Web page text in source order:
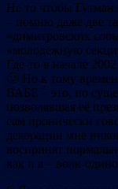
Не то чтобы Гутман
– помню даже две
«димитровских
«молодёжную
Где-то в начале
🙂 Но к тому
ВАБЕ – это, по
позволявшая её
сам иронически
декорации мне
воспринят
как и я – волк-